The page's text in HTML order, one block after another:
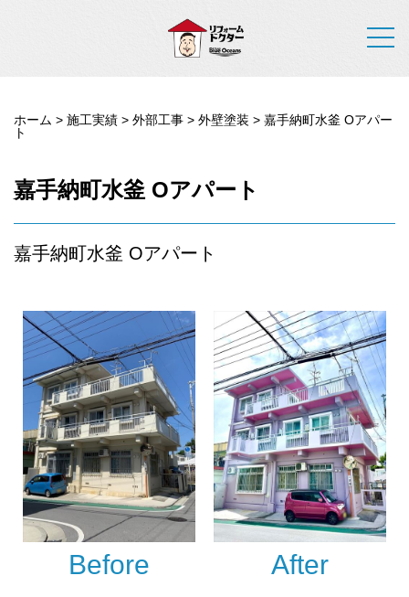
ホーム > 施工実績 > 外部工事 > 外壁塗装 > 嘉手納町水釜 Oアパー
ト
嘉手納町水釜 Oアパート
嘉手納町水釜 Oアパート
Before After